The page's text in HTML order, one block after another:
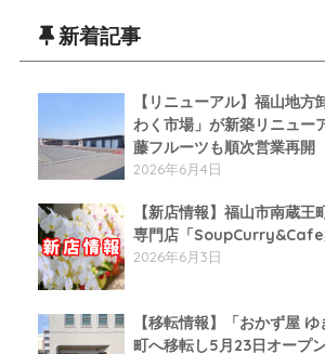
新着記事
【リニューアル】福山地方
わく市場」が新築リニュー
藤フルーツも順次営業再開
2026年6月4日
【新店情報】福山市南蔵王
専門店「SoupCurry&Cafe
2026年6月3日
【移転情報】「おかず屋
町へ移転し5月23日オープ